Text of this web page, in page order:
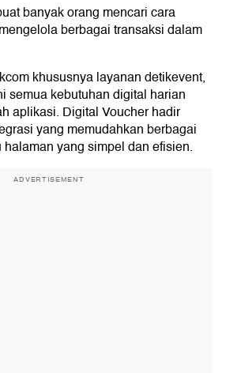
banyak orang mencari cara
berbagai transaksi dalam
khususnya layanan detikevent,
semua kebutuhan digital harian
aplikasi. Digital Voucher hadir
yang memudahkan berbagai
yang simpel dan efisien.
ADVERTISEMENT